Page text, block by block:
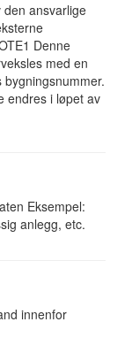
den ansvarlige
Denne
med en
endres i løpet av
Eksempel:
anlegg, etc.
innenfor